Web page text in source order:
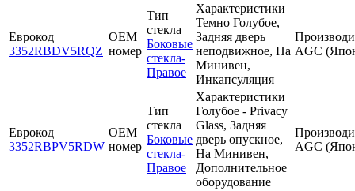
Еврокод
3352RBDV5RQZ
OEM
номер
Тип
стекла
Боковые
стекла-
Правое
Характеристики
Темно Голубое,
Задняя дверь
неподвижное, На
Минивен,
Инкапсуляция
AGC
Еврокод
3352RBPV5RDW
OEM
номер
Тип
стекла
Боковые
стекла-
Правое
Характеристики
Голубое - Privacy
Glass, Задняя
дверь опускное,
На Минивен,
Дополнительное
оборудование
AGC